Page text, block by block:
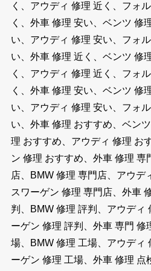
く、アウディ 修理 近く、フォ
く、外車 修理 安い、ベンツ 修
い、アウディ 修理 安い、フォ
い、外車 修理 近く、ベンツ 修
く、アウディ 修理 近く、フォ
く、外車 修理 安い、ベンツ 修
い、アウディ 修理 安い、フォ
い、外車 修理 おすすめ、ベン
理 おすすめ、アウディ 修理 お
ン 修理 おすすめ、外車 修理 専
店、BMW 修理 専門店、アウデ
スワーゲン 修理 専門店、外車
判、BMW 修理 評判、アウディ
ーゲン 修理 評判、外車 専門 修
場、BMW 修理 工場、アウディ
ーゲン 修理 工場、外車 修理 点